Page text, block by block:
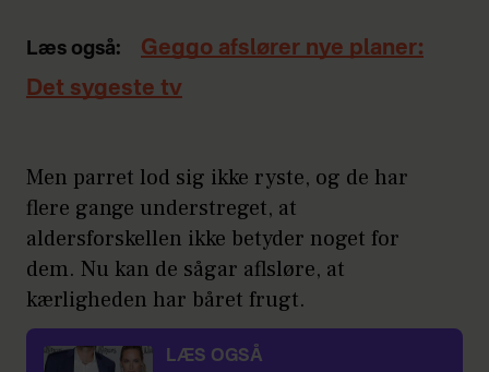
Læs også:
Geggo afslører nye planer:
Det sygeste tv
Men parret lod sig ikke ryste, og de har
flere gange understreget, at
aldersforskellen ikke betyder noget for
dem. Nu kan de sågar aflsløre, at
kærligheden har båret frugt.
LÆS OGSÅ